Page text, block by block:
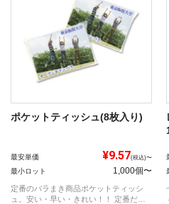
ポケットティッシュ(8枚入り)
最安単価 ¥9.57(税込)〜
最小ロット 1,000個〜
定番のバラまき商品ポケットティッシ
ュ。安い・早い・きれい！！ 定番だか